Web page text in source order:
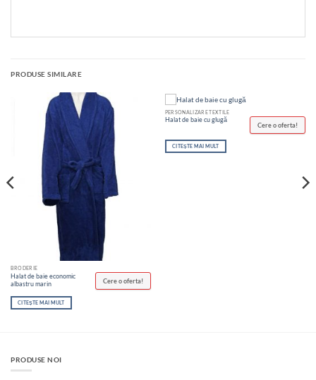
PRODUSE SIMILARE
BRODERIE
Halat de baie economic
albastru marin
Cere o oferta!
CITEȘTE MAI MULT
PERSONALIZARE TEXTILE
Halat de baie cu glugă
Cere o oferta!
CITEȘTE MAI MULT
PRODUSE NOI